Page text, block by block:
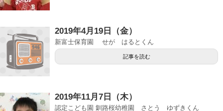
2019年4月19日（金）
新富士保育園 せが はるとくん
記事を読む
2019年11月7日（木）
認定こども園 釧路桜幼稚園 さとう ゆずきくん